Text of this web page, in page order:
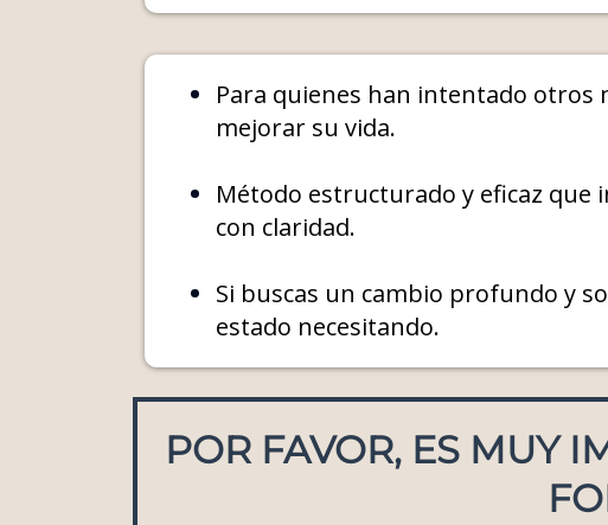
Para quienes han intentado otros
mejorar su vida.
Método estructurado y eficaz que
con claridad.
Si buscas un cambio profundo y
estado necesitando.
POR FAVOR, ES MUY